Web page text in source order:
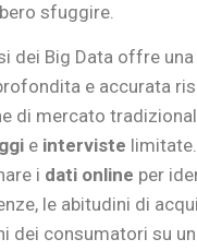
sfuggire.
dei Big Data offre
e accurata
di mercato
e interviste
i dati online per
le abitudini di
dei consumatori su